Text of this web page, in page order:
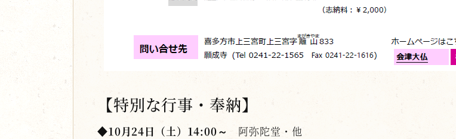
【特別な行事・奉納】
◆10月24日（土）14:00～
阿弥陀堂・他